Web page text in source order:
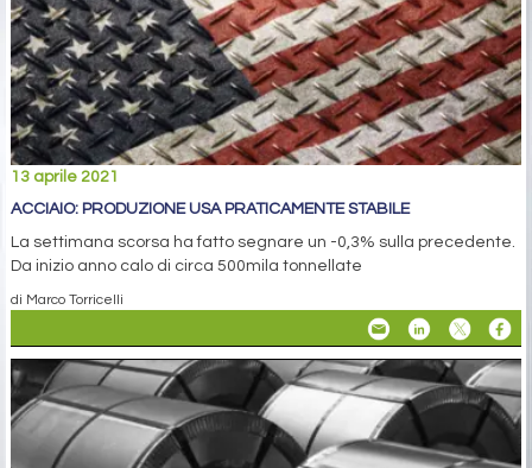
13 aprile 2021
ACCIAIO: PRODUZIONE USA PRATICAMENTE STABILE
La settimana scorsa ha fatto segnare un -0,3% sulla precedente.
Da inizio anno calo di circa 500mila tonnellate
di Marco Torricelli